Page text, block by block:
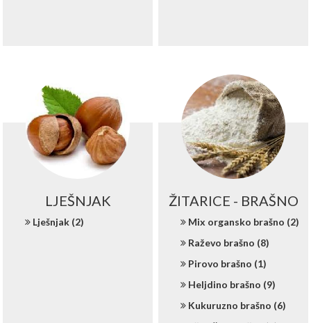
LJEŠNJAK
Lješnjak (2)
ŽITARICE - BRAŠNO
Mix organsko brašno (2)
Raževo brašno (8)
Pirovo brašno (1)
Heljdino brašno (9)
Kukuruzno brašno (6)